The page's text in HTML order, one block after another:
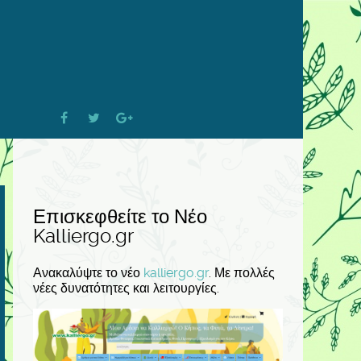
Επισκεφθείτε το Νέο
Kalliergo.gr
Ανακαλύψτε το νέο kalliergo.gr. Με πολλές
νέες δυνατότητες και λειτουργίες.